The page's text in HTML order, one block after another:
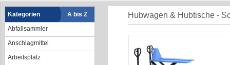
Kategorien
A bis Z
Abfallsammler
Anschlagmittel
Arbeitsplatz
Hubwagen & Hubtische -